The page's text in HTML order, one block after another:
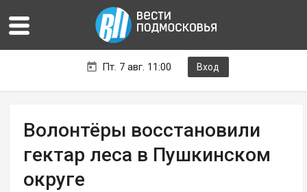
Пт. 7 авг. 11:00 Вход
Волонтёры восстановили
гектар леса в Пушкинском
округе